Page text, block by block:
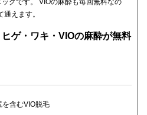
クです。 VIOの麻酔も毎回無料なの
えます。
ゲ・ワキ・VIOの麻酔が無料
を含むVIO脱毛